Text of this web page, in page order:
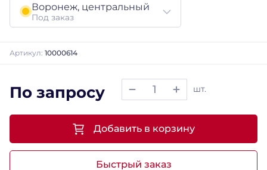
Воронеж, центральный
Под заказ
Артикул: 10000614
По запросу шт.
Быстрый заказ
Добавить в корзину